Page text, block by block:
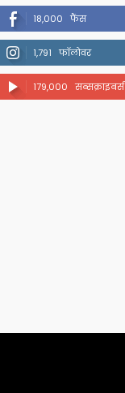
18,000 फैंस
1,791 फॉलोवर
179,000 सब्सक्राइबर्स